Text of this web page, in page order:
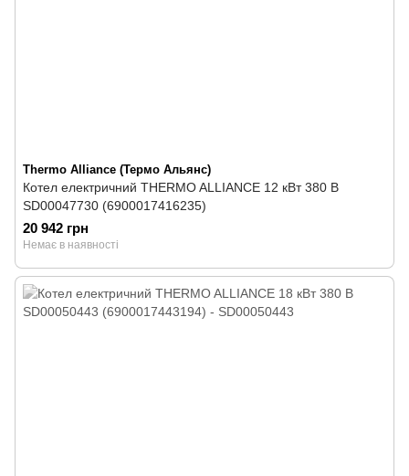
Thermo Alliance (Термо Альянс)
Котел електричний THERMO ALLIANCE 12 кВт 380 В
SD00047730 (6900017416235)
20 942 грн
Немає в наявності